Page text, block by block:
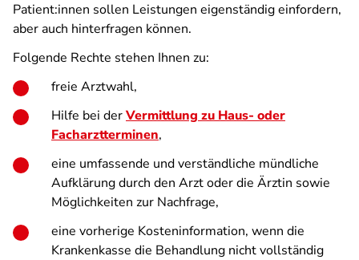
Patient:innen sollen Leistungen eigenständig einfordern,
aber auch hinterfragen können.
Folgende Rechte stehen Ihnen zu:
freie Arztwahl,
Hilfe bei derVermittlung zu Haus- oder
Facharztterminen,
eine umfassende und verständliche mündliche
Aufklärung durch den Arzt oder die Ärztin sowie
Möglichkeiten zur Nachfrage,
eine vorherige Kosteninformation, wenn die
Krankenkasse die Behandlung nicht vollständig